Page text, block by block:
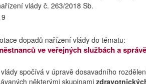
vlády č. 263/2018 Sb.
dopadů nařízení vlády do tématu:
ve veřejných službách a správě
spočívá v úpravě dosavadního
některými skupinami